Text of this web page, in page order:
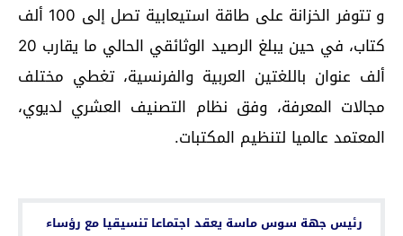
و تتوفر الخزانة على طاقة استيعابية تصل إلى 100 ألف
كتاب، في حين يبلغ الرصيد الوثائقي الحالي ما يقارب 20
ألف عنوان باللغتين العربية والفرنسية، تغطي مختلف
مجالات المعرفة، وفق نظام التصنيف العشري لديوي،
المعتمد عالميا لتنظيم المكتبات.
رئيس جهة سوس ماسة يعقد اجتماعا تنسيقيا مع رؤساء